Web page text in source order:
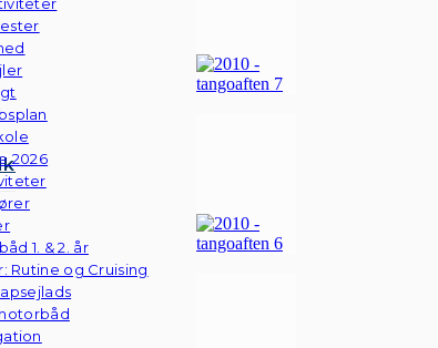
2026
1. & 2. år
Rutine og Cruising